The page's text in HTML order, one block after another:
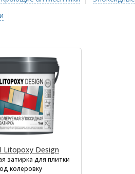
Litopoxy Design
затирка для плитки
колеровку